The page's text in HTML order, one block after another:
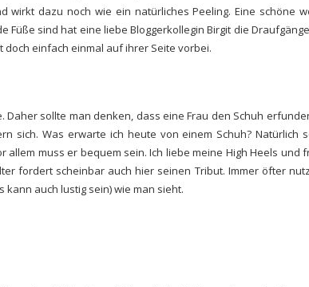
wirkt dazu noch wie ein natürliches Peeling. Eine schöne
Füße sind hat eine liebe BloggerkolleginBirgit die
doch einfach einmal auf ihrer Seite vorbei.
sollte man denken, dass eine Frau den Schuh
sich. Was erwarte ich heute von einem Schuh? Natürlich
muss er bequem sein. Ich liebe meine High Heels und
fordert scheinbar auch hier seinen Tribut. Immer öfter
kann auch lustig sein)wie man sieht.